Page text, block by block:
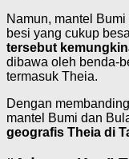
Namun, mantel
besi yang cukup
tersebut
dibawa oleh benda-
termasuk Theia.
Dengan
mantel Bumi dan
geografis Theia di